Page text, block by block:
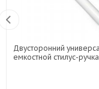
Двусторонний
емкостной стилус-ручка